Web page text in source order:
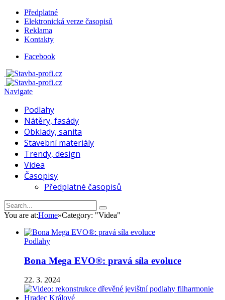
Předplatné
Elektronická verze časopisů
Reklama
Kontakty
Facebook
Navigate
Podlahy
Nátěry, fasády
Obklady, sanita
Stavební materiály
Trendy, design
Videa
Časopisy
Předplatné časopisů
You are at:Home»Category: "Videa"
Podlahy
Bona Mega EVO®: pravá síla evoluce
22. 3. 2024